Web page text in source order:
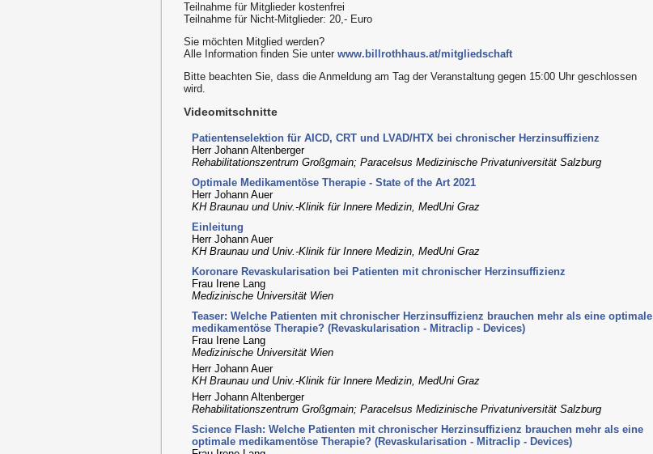
Teilnahme für Mitglieder kostenfrei
Teilnahme für Nicht-Mitglieder: 20,- Euro
Sie möchten Mitglied werden?
Alle Information finden Sie unter www.billrothhaus.at/mitgliedschaft
Bitte beachten Sie, dass die Anmeldung am Tag der Veranstaltung gegen 15:00 Uhr geschlossen
wird.
Videomitschnitte
Patientenselektion für AICD, CRT und LVAD/HTX bei chronischer Herzinsuffizienz
Herr Johann Altenberger
Rehabilitationszentrum Großgmain; Paracelsus Medizinische Privatuniversität Salzburg
Optimale Medikamentöse Therapie - State of the Art 2021
Herr Johann Auer
KH Braunau und Univ.-Klinik für Innere Medizin, MedUni Graz
Einleitung
Herr Johann Auer
KH Braunau und Univ.-Klinik für Innere Medizin, MedUni Graz
Koronare Revaskularisation bei Patienten mit chronischer Herzinsuffizienz
Frau Irene Lang
Medizinische Universität Wien
Teaser: Welche Patienten mit chronischer Herzinsuffizienz brauchen mehr als eine optimale
medikamentöse Therapie? (Revaskularisation - Mitraclip - Devices)
Frau Irene Lang
Medizinische Universität Wien
Herr Johann Auer
KH Braunau und Univ.-Klinik für Innere Medizin, MedUni Graz
Herr Johann Altenberger
Rehabilitationszentrum Großgmain; Paracelsus Medizinische Privatuniversität Salzburg
Science Flash: Welche Patienten mit chronischer Herzinsuffizienz brauchen mehr als eine
optimale medikamentöse Therapie? (Revaskularisation - Mitraclip - Devices)